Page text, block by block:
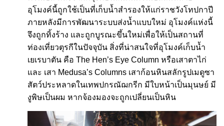
อุโมงค์นี้ถูกใช้เป็นที่เก็บน้ำสำรองให้แก่ราชวังโทปกาปี
ภายหลังมีการพัฒนาระบบส่งน้ำแบบใหม่ อุโมงค์แห่งนี้
จึงถูกทิ้งร้าง และถูกบูรณะขึ้นใหม่เพื่อให้เป็นสถานที่
ท่องเที่ยวตุรกีในปัจจุบัน สิ่งที่น่าสนใจที่อุโมงค์เก็บน้ำ
เยเรบาตัน คือ The Hen’s Eye Column หรือเสาตาไก่
และ เสา Medusa’s Columns เสาก้อนหินสลักรูปเมดูซา
สัตว์ประหลาดในเทพปกรณัฌกรีก มีใบหน้าเป็นมุนษย์ มี
งูพิษเป็นผม หากจ้องมองจะถูกเปลี่ยนเป็นหิน